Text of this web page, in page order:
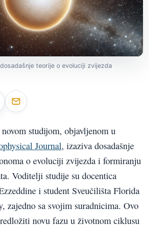
teorije o evoluciji zvijezda
studijom, objavljenom u
Journal, izaziva dosadašnje
o evoluciji zvijezda i formiranju
Voditelji studije su docentica
i student Sveučilišta Florida
zajedno sa svojim suradnicima. Ovo
novu fazu u životnom ciklusu